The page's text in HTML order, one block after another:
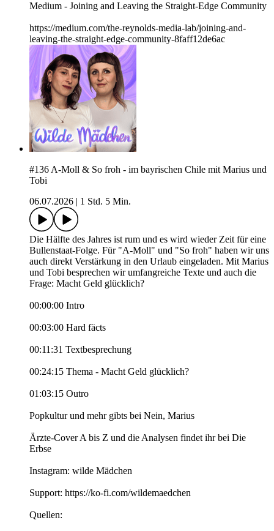
Medium - Joining and Leaving the Straight-Edge Community
https://medium.com/the-reynolds-media-lab/joining-and-
leaving-the-straight-edge-community-8faff12de6ac
#136 A-Moll & So froh - im bayrischen Chile mit Marius und
Tobi
06.07.2026
1 Std. 5 Min.
Die Hälfte des Jahres ist rum und es wird wieder Zeit für eine
Bullenstaat-Folge. Für "A-Moll" und "So froh" haben wir uns
auch direkt Verstärkung in den Urlaub eingeladen. Mit Marius
und Tobi besprechen wir umfangreiche Texte und auch die
Frage: Macht Geld glücklich?
00:00:00 Intro
00:03:00 Hard fäcts
00:11:31 Textbesprechung
00:24:15 Thema - Macht Geld glücklich?
01:03:15 Outro
Popkultur und mehr gibts bei Nein, Marius
Ärzte-Cover A bis Z und die Analysen findet ihr bei Die
Erbse
Instagram: wilde Mädchen
Support: https://ko-fi.com/wildemaedchen
Quellen: